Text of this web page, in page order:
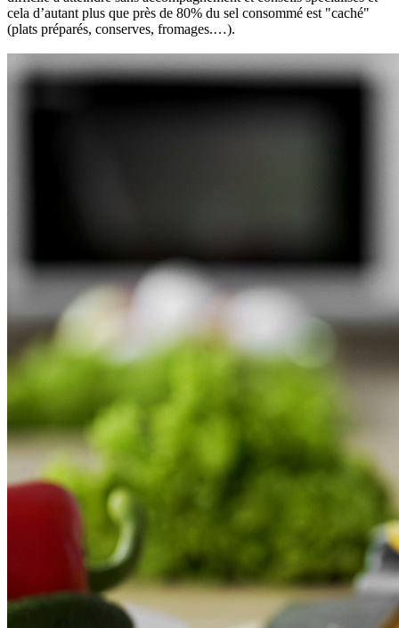
cela d’autant plus que près de 80% du sel consommé est "caché"
(plats préparés, conserves, fromages.…).